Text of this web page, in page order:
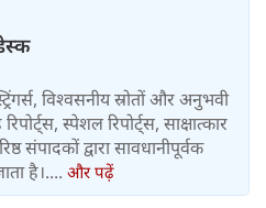
विश्वसनीय स्रोतों और अनुभवी
रिपोर्ट्स, स्पेशल रिपोर्ट्स, साक्षात्कार
संपादकों द्वारा सावधानीपूर्वक
है।.... और पढ़ें